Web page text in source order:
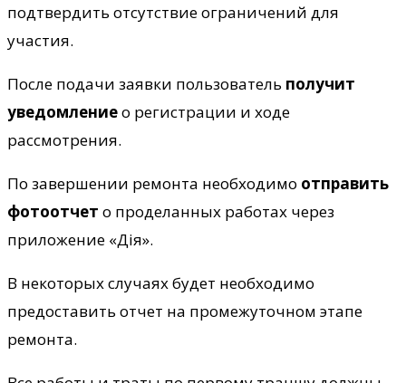
подтвердить отсутствие ограничений для
участия.
После подачи заявки пользователь получит
уведомлениео регистрации и ходе
рассмотрения.
По завершении ремонта необходимо отправить
фотоотчет о проделанных работах через
приложение «Дія».
В некоторых случаях будет необходимо
предоставить отчет на промежуточном этапе
ремонта.